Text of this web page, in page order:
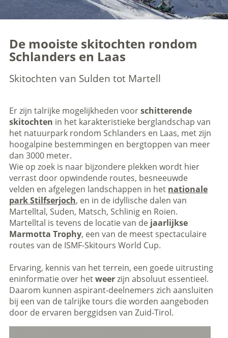
De mooiste skitochten rondom
Schlanders en Laas
Skitochten van Sulden tot Martell
Er zijn talrijke mogelijkheden voorschitterende
skitochten in het karakteristieke berglandschap van
het natuurpark rondom Schlanders en Laas, met zijn
hoogalpine bestemmingen en bergtoppen van meer
dan 3000 meter.
Wie op zoek is naar bijzondere plekken wordt hier
verrast door opwindende routes, besneeuwde
velden en afgelegen landschappen in het nationale
park Stilfserjoch, en in de idyllische dalen van
Martelltal, Suden, Matsch, Schlinig en Roien.
Martelltal is tevens de locatie van dejaarlijkse
Marmotta Trophy, een van de meest spectaculaire
routes van de ISMF-Skitours World Cup.
Ervaring, kennis van het terrein, een goede uitrusting
eninformatie over hetweerzijn absoluut essentieel.
Daarom kunnen aspirant-deelnemers zich aansluiten
bij een van de talrijke tours die worden aangeboden
door de ervaren berggidsen van Zuid-Tirol.